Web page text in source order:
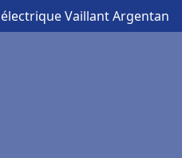
Vaillant Argentan